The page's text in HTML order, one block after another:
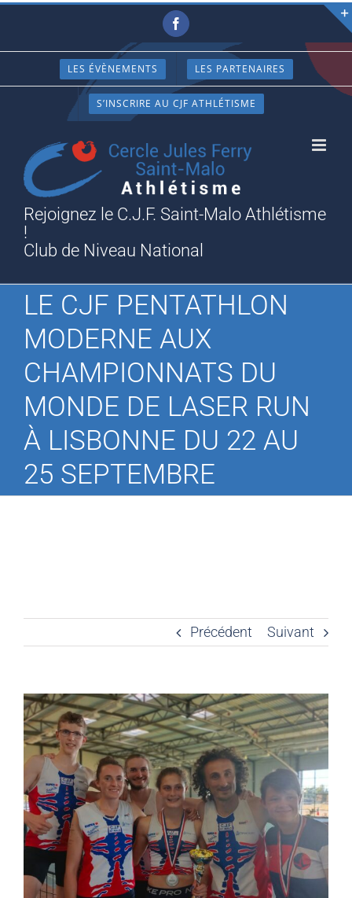
Passer
contenu
Facebook
LES ÉVÈNEMENTS LES PARTENAIRES
S’INSCRIRE AU CJF ATHLÉTISME
Rejoignez le C.J.F. Saint-Malo Athlétisme
!
Club de Niveau National
LE CJF PENTATHLON
MODERNE AUX
CHAMPIONNATS DU
MONDE DE LASER RUN
À LISBONNE DU 22 AU
25 SEPTEMBRE
Précédent Suivant